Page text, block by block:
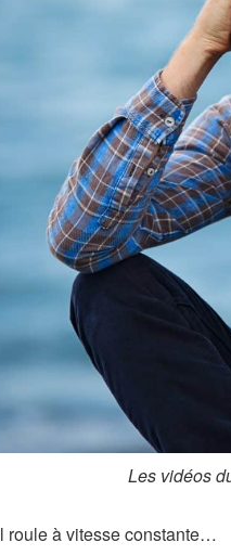
Les vidéos
roule à vitesse constante…